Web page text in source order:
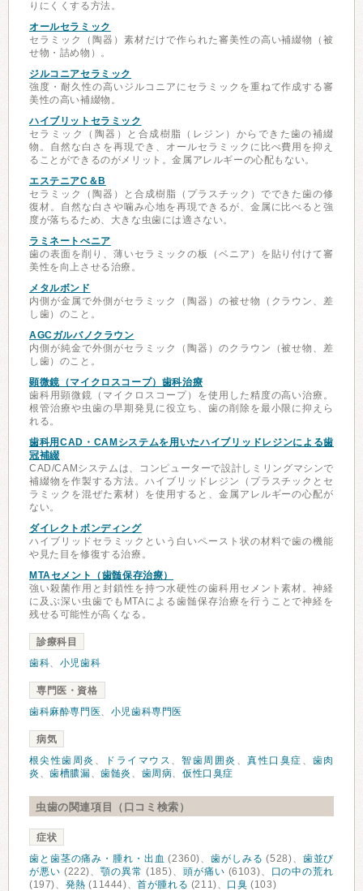
りにくくする方法。
オールセラミック
セラミック（陶器）素材だけで作られた審美性の高い補綴物（被
せ物・詰め物）。
ジルコニアセラミック
強度・耐久性の高いジルコニアにセラミックを重ねて作成する審
美性の高い補綴物。
ハイブリットセラミック
セラミック（陶器）と合成樹脂（レジン）からできた歯の補綴
物。自然な白さを再現でき、オールセラミックに比べ費用を抑え
ることができるのがメリット。金属アレルギーの心配もない。
エステニアC＆B
セラミック（陶器）と合成樹脂（プラスチック）でできた歯の修
復材。自然な白さや噛み心地を再現できるが、金属に比べると強
度が落ちるため、大きな虫歯には適さない。
ラミネートべニア
歯の表面を削り、薄いセラミックの板（ベニア）を貼り付けて審
美性を向上させる治療。
メタルボンド
内側が金属で外側がセラミック（陶器）の被せ物（クラウン、差
し歯）のこと。
AGCガルバノクラウン
内側が純金で外側がセラミック（陶器）のクラウン（被せ物、差
し歯）のこと。
顕微鏡（マイクロスコープ）歯科治療
歯科用顕微鏡（マイクロスコープ）を使用した精度の高い治療。
根管治療や虫歯の早期発見に役立ち、歯の削除を最小限に抑えら
れる。
歯科用CAD・CAMシステムを用いたハイブリッドレジンによる歯
冠補綴
CAD/CAMシステムは、コンピューターで設計しミリングマシンで
補綴物を作製する方法。ハイブリッドレジン（プラスチックとセ
ラミックを混ぜた素材）を使用すると、金属アレルギーの心配が
ない。
ダイレクトボンディング
ハイブリッドセラミックという白いペースト状の材料で歯の機能
や見た目を修復する治療。
MTAセメント（歯髄保存治療）
強い殺菌作用と封鎖性を持つ水硬性の歯科用セメント素材。神経
に及ぶ深い虫歯でもMTAによる歯髄保存治療を行うことで神経を
残せる可能性が高くなる。
診療科目
歯科、 小児歯科
専門医・資格
歯科麻酔専門医、 小児歯科専門医
病気
根尖性歯周炎 、 ドライマウス 、智歯周囲炎 、真性口臭症 、 歯肉
炎 、歯槽膿漏、歯髄炎 、 歯周病、仮性口臭症
虫歯の関連項目（口コミ検索）
症状
歯と歯茎の痛み・腫れ・出血 (2360)、歯がしみる (528)、 歯並び
が悪い (222)、顎の異常 (185)、 頭が痛い (6103)、
口の中の荒れ
(197)、 発熱 (11444)、首が腫れる (211)、 口臭 (103)